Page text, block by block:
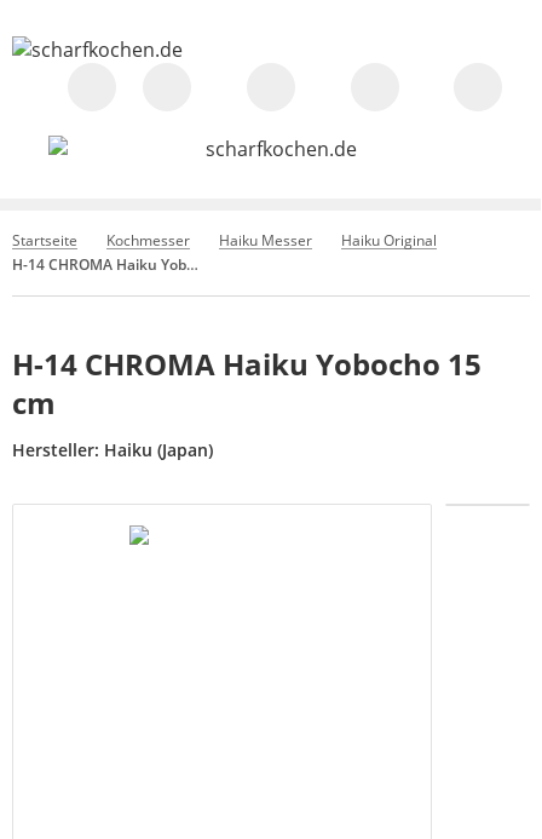
Startseite Kochmesser Haiku Messer
Haiku Original
H-14 CHROMA Haiku Yobocho 15 cm
H-14 CHROMA Haiku Yobocho 15
cm
Hersteller: Haiku (Japan)